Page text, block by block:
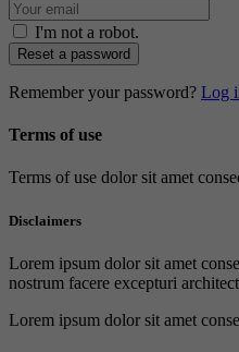
I'm not a robot.
Reset a password
Remember your password? Log
Terms of use
Terms of use dolor sit amet
Disclaimers
Lorem ipsum dolor sit amet
nostrum facere excepturi
Lorem ipsum dolor sit amet